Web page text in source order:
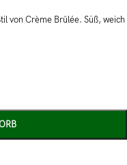
von Crème Brûlée. Süß, weich